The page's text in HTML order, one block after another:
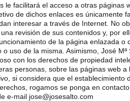
le facilitará el acceso a otras páginas
de dichos enlaces es únicamente
interesar a través de Internet. No
revisión de sus contenidos y, por
de la página enlazada o
o uso de la misma. Asimismo, José
con los derechos de propiedad
personas, sobre las páginas web
si considera que el establecimiento
rogamos se ponga en
e-mail jose@josesalto.com